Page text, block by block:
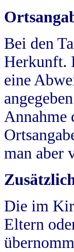
Bei den
Herkunft.
eine
Annahme
man aber
Die im
Eltern